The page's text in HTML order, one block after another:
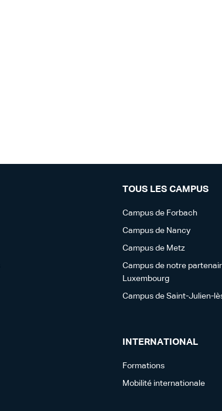
TOUS LES CAMPUS
Campus de Forbach
Campus de Nancy
Campus de Metz
Campus de notre
Luxembourg
Campus de Saint-Julien-
INTERNATIONAL
Formations
Mobilité internationale